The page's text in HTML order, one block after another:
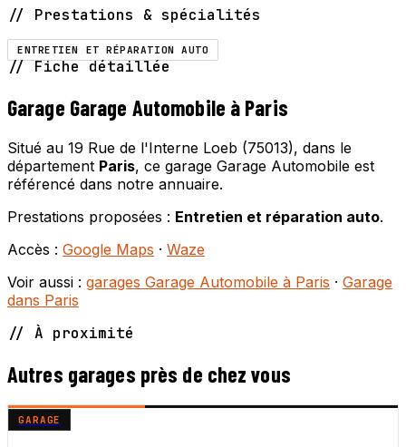
// Prestations & spécialités
ENTRETIEN ET RÉPARATION AUTO
// Fiche détaillée
Garage Garage Automobile à Paris
Situé au 19 Rue de l'Interne Loeb (75013), dans le
département Paris, ce garage Garage Automobile est
référencé dans notre annuaire.
Prestations proposées : Entretien et réparation auto.
Accès : Google Maps · Waze
Voir aussi : garages Garage Automobile à Paris · Garage
dans Paris
// À proximité
Autres garages près de chez vous
GARAGE